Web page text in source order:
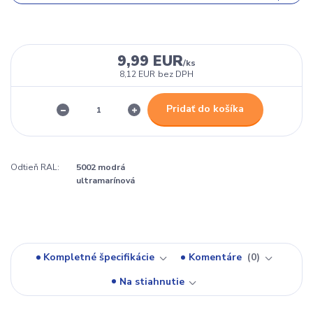
9,99 EUR/ks
8,12 EUR bez DPH
Pridať do košíka
Odtieň RAL:
5002 modrá
ultramarínová
Kompletné špecifikácie Komentáre
0
Na stiahnutie